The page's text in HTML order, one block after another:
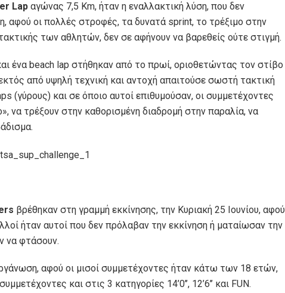
Lap αγώνας 7,5 Km, ήταν η εναλλακτική λύση, που δεν
αφού οι πολλές στροφές, τα δυνατά sprint, το τρέξιμο στην
των αθλητών, δεν σε αφήνουν να βαρεθείς ούτε στιγμή.
ένα beach lap στήθηκαν από το πρωί, οριοθετώντας τον στίβο
από υψηλή τεχνική και αντοχή απαιτούσε σωστή τακτική
και σε όποιο αυτοί επιθυμούσαν, οι συμμετέχοντες
να τρέξουν στην καθορισμένη διαδρομή στην παραλία, να
βρέθηκαν στη γραμμή εκκίνησης, την Κυριακή 25 Ιουνίου, αφού
ήταν αυτοί που δεν πρόλαβαν την εκκίνηση ή ματαίωσαν την
να φτάσουν.
αφού οι μισοί συμμετέχοντες ήταν κάτω των 18 ετών,
και στις 3 κατηγορίες 14’0’’, 12’6’’ και FUN.